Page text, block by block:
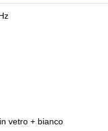
vetro + bianco